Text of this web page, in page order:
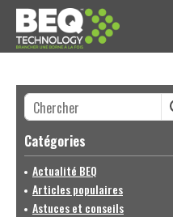
Catégories
Actualité BEQ
Articles populaires
Astuces et conseils